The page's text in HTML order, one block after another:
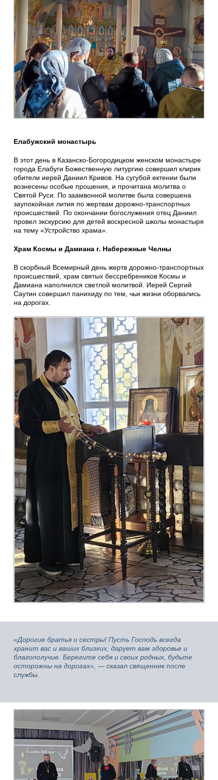
Елабужский монастырь
В этот день в Казанско-Богородицком женском монастыре
города Елабуги Божественную литургию совершил клирик
обители иерей Даниил Кривов. На сугубой ектении были
вознесены особые прошения, и прочитана молитва о
Святой Руси. По заамвонной молитве была совершена
заупокойная лития по жертвам дорожно-транспортных
происшествий. По окончании богослужения отец Даниил
провел экскурсию для детей воскресной школы монастыря
на тему «Устройство храма».
Храм Космы и Дамиана г. Набережные Челны
В скорбный Всемирный день жертв дорожно-транспортных
происшествий, храм святых бессребреников Космы и
Дамиана наполнился светлой молитвой. Иерей Сергий
Саутин совершил панихиду по тем, чьи жизни оборвались
на дорогах.
«Дорогие братья и сестры! Пусть Господь всегда
хранит вас и ваших близких, дарует вам здоровье и
благополучие. Берегите себя и своих родных, будьте
осторожны на дорогах», — сказал священник после
службы.